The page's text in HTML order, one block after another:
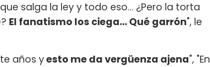
salga la ley y todo eso… ¿Pero la torta
El fanatismo los ciega… Qué garrón", le
años yesto me da vergüenza ajena", "En